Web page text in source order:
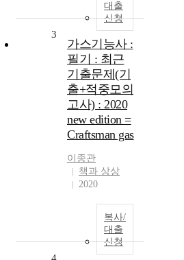
대출
신청
3
가스기능사 :
필기 : 최근
기출문제(기
출+적중모의
고사) : 2020
new edition =
Craftsman gas
이종관
책과 상상
2020
복사/
대출
신청